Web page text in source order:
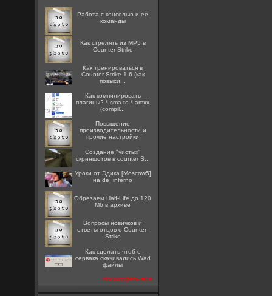
Работа с консолью и ее
команды
Как стрелять из MP5 в
Counter Strike
Как тренироваться в
Counter Strike 1.6 (как
повыси...
Как компилировать
плагины? *.sma to *.amxx
(compil...
Повышение
производительности и
прочие настройки
Создание "чистых"
скриншотов в counter S...
Уроки от Эдика [Moscow5]
на de_inferno
Обрезаем Half-Life до 120
Мб в архиве
Вопросы новичков и
ответы отцов о Counter-
Strike
Как сделать чтоб с
сервака скачивались Wad
файлы
посмотреть все